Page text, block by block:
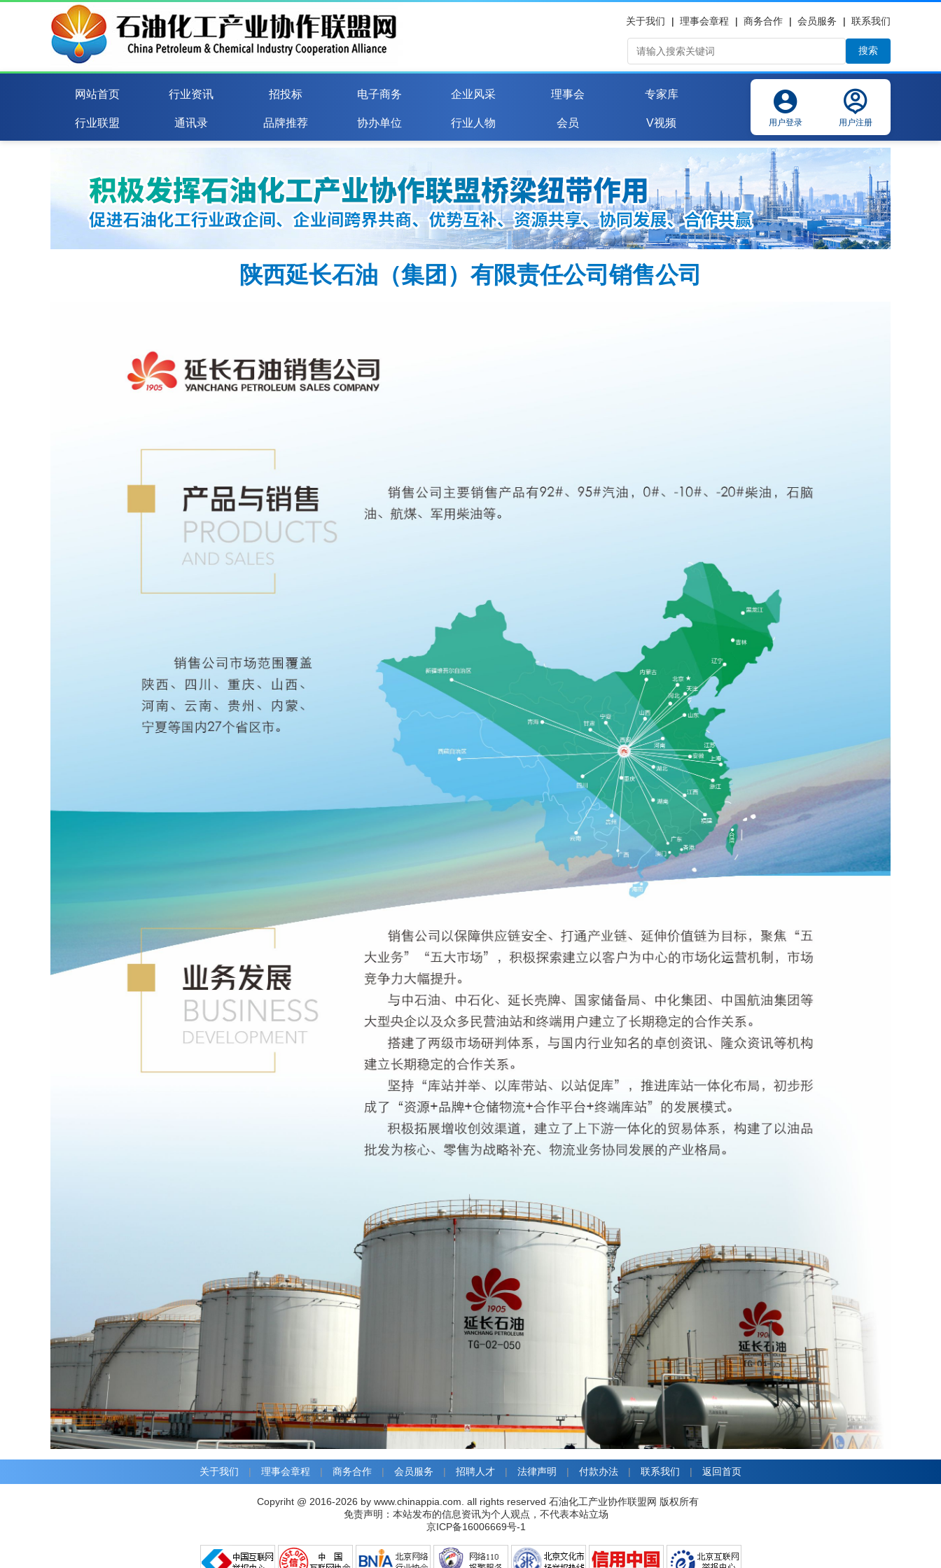
关于我们 | 理事会章程 | 商务合作 | 会员服务 | 联系我们
搜索
网站首页 行业资讯 招投标 电子商务 企业风采 理事会 专家库
行业联盟 通讯录 品牌推荐 协办单位 行业人物 会员 V视频 用户登录 用户注册
陕西延长石油（集团）有限责任公司销售公司
关于我们 | 理事会章程 | 商务合作 | 会员服务 | 招聘人才 | 法律声明 | 付款办法 | 联系我们 | 返回首页
Copyriht @ 2016-2026 by www.chinappia.com. all rights reserved 石油化工产业协作联盟网 版权所有
免责声明：本站发布的信息资讯为个人观点，不代表本站立场
京ICP备16006669号-1